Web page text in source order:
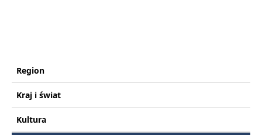
Region
Kraj i świat
Kultura